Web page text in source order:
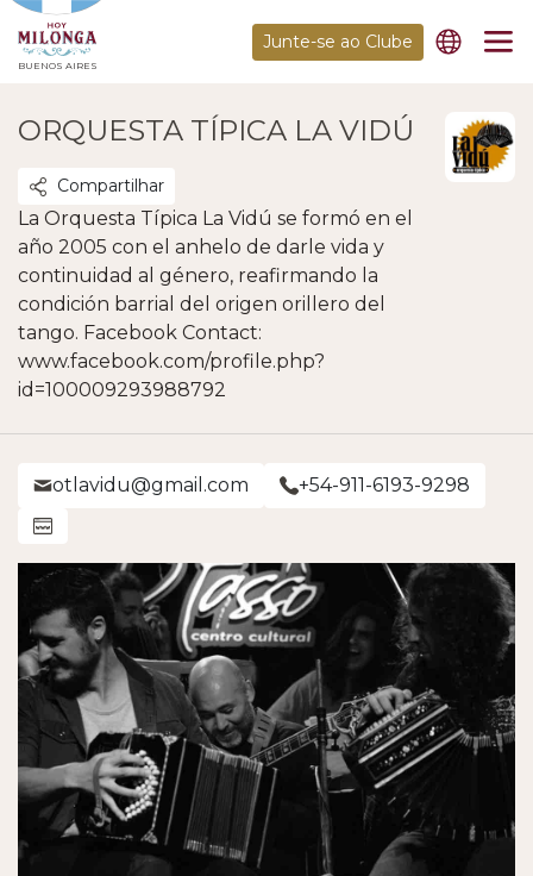
BUENOS AIRES
Junte-se ao Clube
ORQUESTA TÍPICA LA VIDÚ
Compartilhar
La Orquesta Típica La Vidú se formó en el
año 2005 con el anhelo de darle vida y
continuidad al género, reafirmando la
condición barrial del origen orillero del
tango. Facebook Contact:
www.facebook.com/profile.php?
id=100009293988792
otlavidu@gmail.com +54-911-6193-9298